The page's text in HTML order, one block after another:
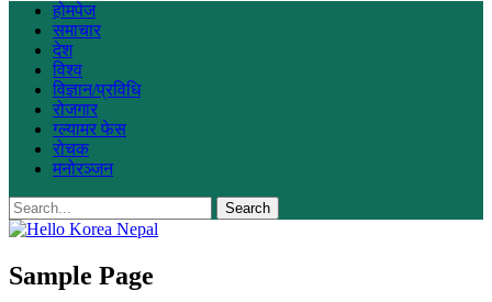
होमपेज
समाचार
देश
विश्व
विज्ञान/प्रविधि
रोजगार
ग्ल्यामर फेस
रोचक
मनोरञ्जन
Sample Page